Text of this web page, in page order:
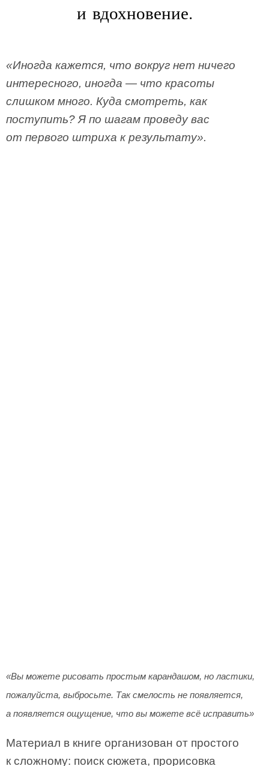
и вдохновение.
«Иногда кажется, что вокруг нет ничего
интересного, иногда — что красоты
слишком много. Куда смотреть, как
поступить? Я по шагам проведу вас
от первого штриха к результату».
«Вы можете рисовать простым карандашом, но ластики,
пожалуйста, выбросьте. Так смелость не появляется,
а появляется ощущение, что вы можете всё исправить»
Материал в книге организован от простого
к сложному: поиск сюжета, прорисовка